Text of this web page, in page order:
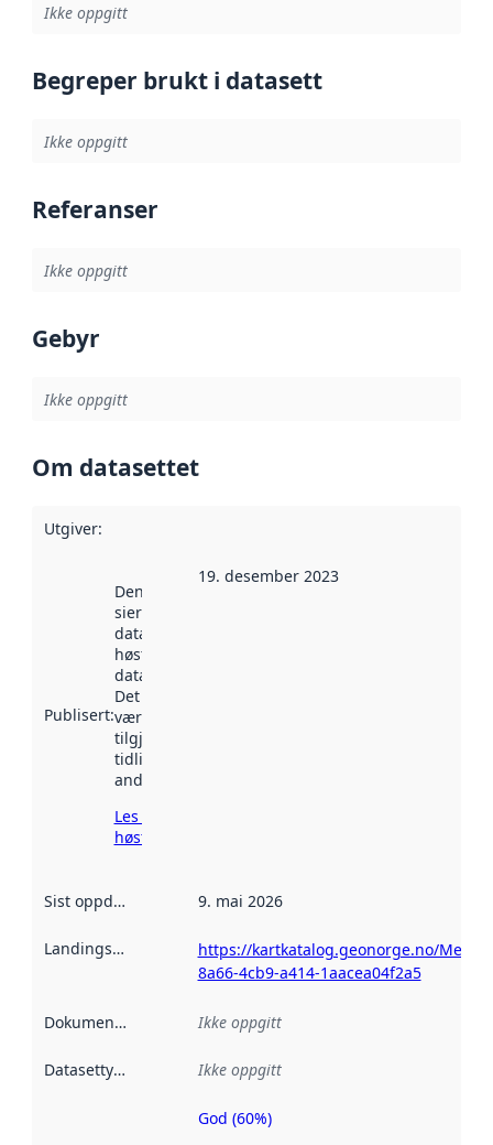
Ikke oppgitt
Begreper brukt i datasett
Ikke oppgitt
Referanser
Ikke oppgitt
Gebyr
Ikke oppgitt
Om datasettet
Utgiver:
Publisert:
Denne datoen
sier når
datasettet ble
høstet av
data.norge.no.
Det kan ha
vært
tilgjengelig
tidligere
andre steder.
Les mer om
høsting her
19. desember 2023
Sist oppdatert 9. mai 2026
Landingsside
https://kartkatalog.geonorge.no/
8a66-4cb9-a414-1aacea04f2a5
Dokumentasjon Ikke oppgitt
Datasettype Ikke oppgitt
Metadatakvalitet
God (60%)